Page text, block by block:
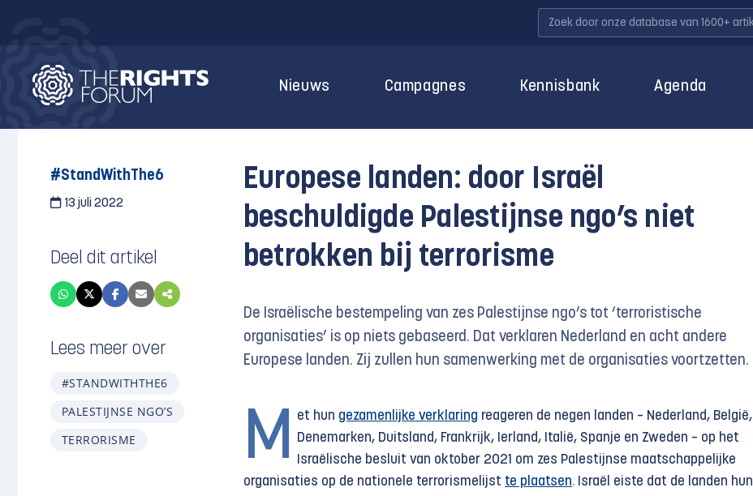
Nieuws Campagnes Kennisbank Agenda
#StandWithThe6
13 juli 2022
Deel dit artikel
Lees meer over
#STANDWITHTHE6
PALESTIJNSE NGO’S
TERRORISME
Europese landen: door Israël
beschuldigde Palestijnse ngo’s niet
betrokken bij terrorisme
De Israëlische bestempeling van zes Palestijnse ngo’s tot ‘terroristische
organisaties’ is op niets gebaseerd. Dat verklaren Nederland en acht andere
Europese landen. Zij zullen hun samenwerking met de organisaties voortzetten.
M et hun gezamenlijke verklaring reageren de negen landen – Nederland, België,
Denemarken, Duitsland, Frankrijk, Ierland, Italië, Spanje en Zweden – op het
Israëlische besluit van oktober 2021 om zes Palestijnse maatschappelijke
organisaties op de nationele terrorismelijst te plaatsen. Israël eiste dat de landen hun